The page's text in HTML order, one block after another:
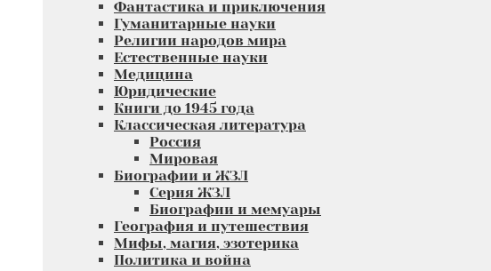
Фантастика и приключения
Гуманитарные науки
Религии народов мира
Естественные науки
Медицина
Юридические
Книги до 1945 года
Классическая литература
Россия
Мировая
Биографии и ЖЗЛ
Серия ЖЗЛ
Биографии и мемуары
География и путешествия
Мифы, магия, эзотерика
Политика и война